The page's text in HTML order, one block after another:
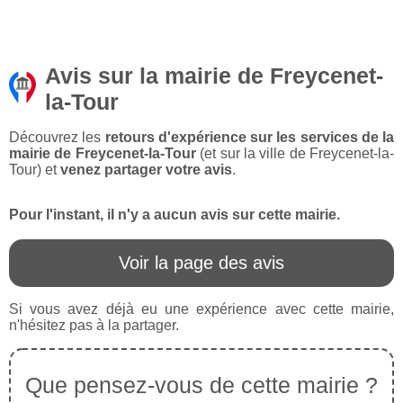
Avis sur la mairie de Freycenet-
la-Tour
Découvrez les retours d'expérience sur les services de la
mairie de Freycenet-la-Tour(et sur la ville de Freycenet-la-
Tour) etvenez partager votre avis.
Pour l'instant, il n'y a aucun avis sur cette mairie.
Voir la page des avis
Si vous avez déjà eu une expérience avec cette mairie,
n'hésitez pas à la partager.
Que pensez-vous de cette mairie ?